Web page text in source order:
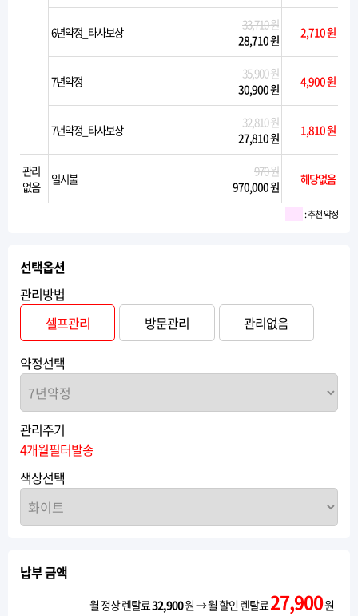
6년약정_타사보상
33,710 원
28,710 원
2,710 원
7년약정
35,900 원
30,900 원
4,900 원
7년약정_타사보상
32,810 원
27,810 원
1,810 원
관리
없음
일시불
970 원
970,000 원
해당없음
: 추천 약정
선택옵션
관리방법
셀프관리
방문관리 관리없음
약정선택
관리주기
4개월필터발송
색상선택
납부 금액
월 정상 렌탈료32,900원 → 월 할인 렌탈료27,900원